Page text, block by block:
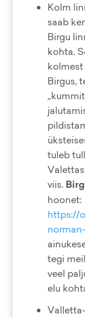
Kolm
saab
Birgu
kohta.
Birgus,
tuleb
viis.
hoonet:
https://
tegi
veel
elu